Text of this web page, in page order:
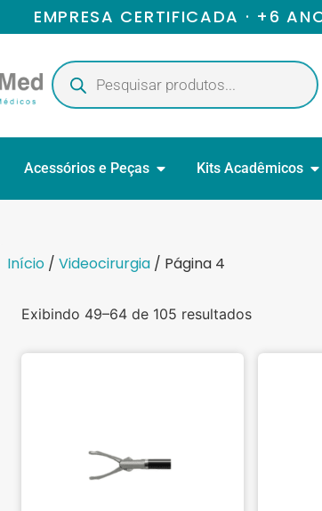
EMPRESA CERTIFICADA · +6
Acessórios e Peças Kits Acadêmicos
Início /Videocirurgia / Página 4
Exibindo 49–64 de 105 resultados